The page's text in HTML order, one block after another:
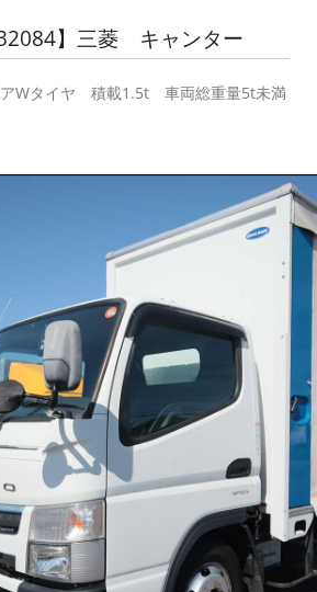
】三菱 キャンター
Wタイヤ 積載1.5t 車両総重量5t未満